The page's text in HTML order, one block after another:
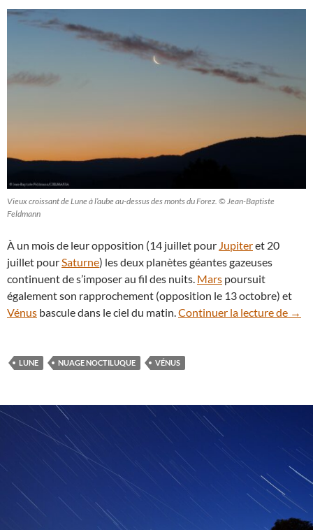
Vieux croissant de Lune à l’aube au-dessus des monts du Forez. © Jean-Baptiste
Feldmann
À un mois de leur opposition (14 juillet pour Jupiteret 20
juillet pour Saturne) les deux planètes géantes gazeuses
continuent de s’imposer au fil des nuits. Mars poursuit
également son rapprochement (opposition le 13 octobre) et
Vénus bascule dans le ciel du matin. Continuer la lecture de →
LUNE NUAGE NOCTILUQUE VÉNUS